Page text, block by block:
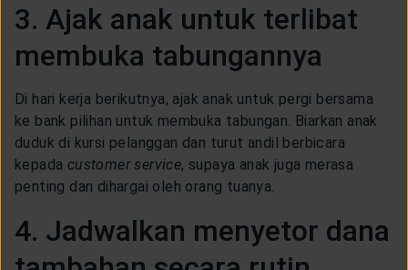
3. Ajak anak untuk terlibat
membuka tabungannya
Di hari kerja berikutnya, ajak anak untuk pergi bersama
ke bank pilihan untuk membuka tabungan. Biarkan anak
duduk di kursi pelanggan dan turut andil berbicara
kepada customer service, supaya anak juga merasa
penting dan dihargai oleh orang tuanya.
4. Jadwalkan menyetor dana